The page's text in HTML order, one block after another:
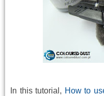
In this tutorial, How to